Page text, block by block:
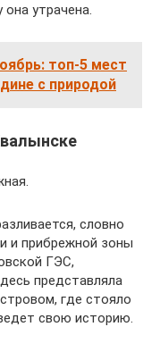
утрачена.
топ-5 мест
с природой
словно
и прибрежной зоны
ГЭС,
представляла
где стояло
свою историю.